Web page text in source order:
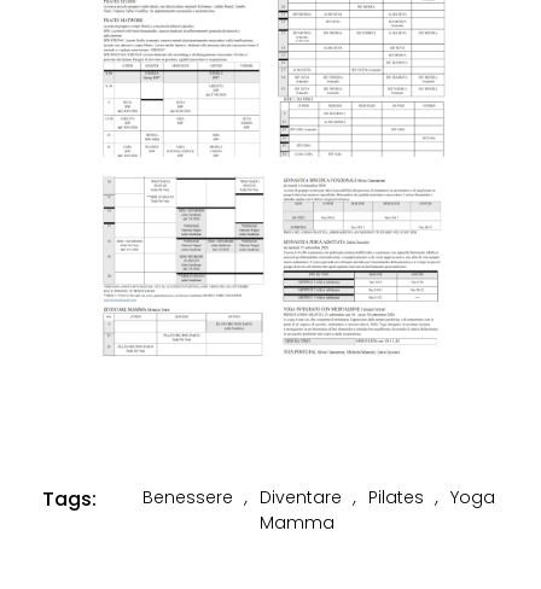
Tags: Benessere , Diventare
Mamma
, Pilates , Yoga